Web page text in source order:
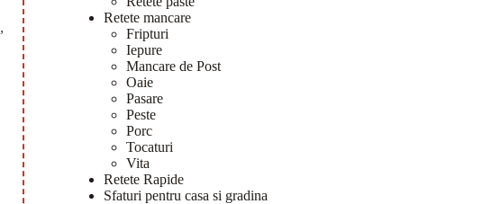
Retete mancare
Fripturi
Iepure
Mancare de Post
Oaie
Pasare
Peste
Porc
Tocaturi
Vita
Retete Rapide
Sfaturi pentru casa si gradina